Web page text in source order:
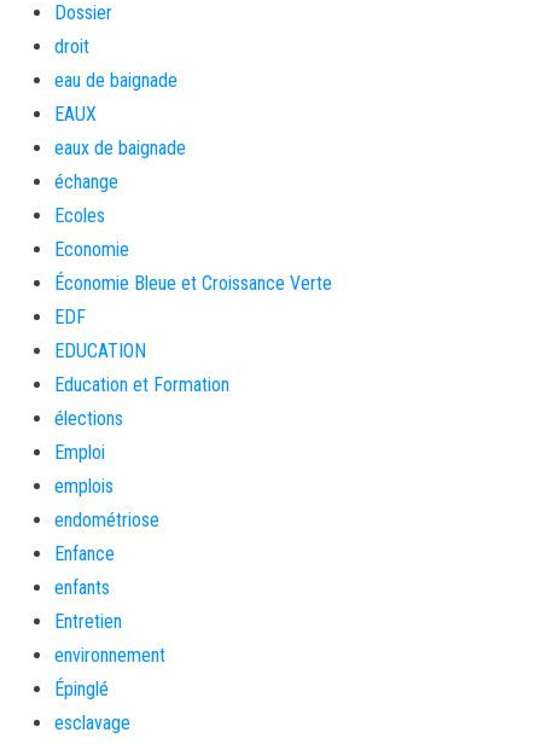
Dossier
droit
eau de baignade
EAUX
eaux de baignade
échange
Ecoles
Economie
Économie Bleue et Croissance Verte
EDF
EDUCATION
Education et Formation
élections
Emploi
emplois
endométriose
Enfance
enfants
Entretien
environnement
Épinglé
esclavage